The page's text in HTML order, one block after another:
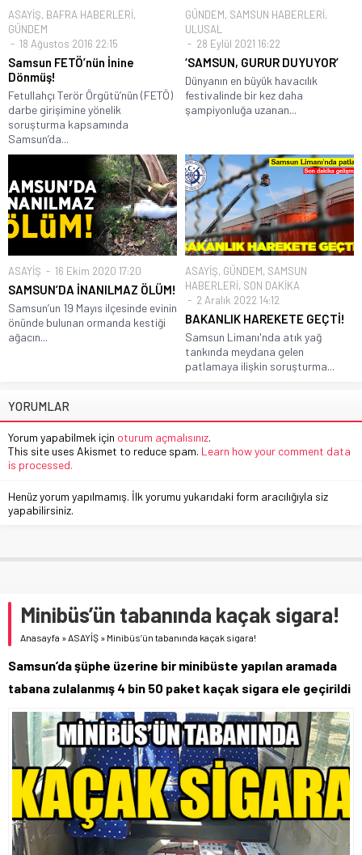
ASAYİŞ, BAFRA HABERLERİ,
GÜNDEM
18 Ağustos 2016 22:15
Samsun FETÖ’nün İnine
Dönmüş!
Fetullahçı Terör Örgütü’nün (FETÖ)
darbe girişimine yönelik
soruşturma kapsamında
Samsun’da...
GÜNDEM, SAMSUN HABERLERİ,
ULUSAL
28 Eylül 2021 16:22
‘SAMSUN, GURUR DUYUYOR’
Dünyanın en büyük havacılık
festivalinde bir kez daha
şampiyonluğa uzanan...
ASAYİŞ 16 Ekim 2020 17:20
SAMSUN’DA İNANILMAZ ÖLÜM!
Samsun’un 19 Mayıs ilçesinde evinin
önünde bulunan ormanda kestiği
ağacın...
ASAYİŞ, GÜNDEM, SAMSUN
HABERLERİ, SON DAKİKA
2 Aralık 2022 14:12
BAKANLIK HAREKETE GEÇTİ!
Samsun Limanı'nda atık yağ
tankında meydana gelen
patlamaya ilişkin soruşturma...
YORUMLAR
Yorum yapabilmek için oturum açmalısınız.
This site uses Akismet to reduce spam. Learn how your comment data
is processed.
Henüz yorum yapılmamış. İlk yorumu yukarıdaki form aracılığıyla siz
yapabilirsiniz.
Minibüs’ün tabanında kaçak sigara!
Anasayfa »ASAYİŞ » Minibüs’ün tabanında kaçak sigara!
Samsun’da şüphe üzerine bir minibüste yapılan aramada
tabana zulalanmış 4 bin 50 paket kaçak sigara ele geçirildi